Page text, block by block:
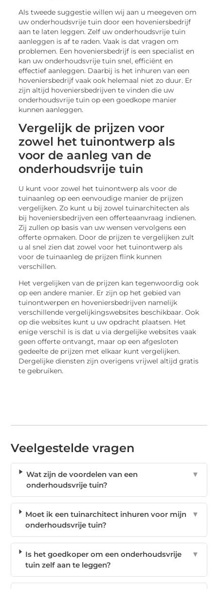
Als tweede suggestie willen wij aan u meegeven om
uw onderhoudsvrije tuin door een hoveniersbedrijf
aan te laten leggen. Zelf uw onderhoudsvrije tuin
aanleggen is af te raden. Vaak is dat vragen om
problemen. Een hoveniersbedrijf is een specialist en
kan uw onderhoudsvrije tuin snel, efficiënt en
effectief aanleggen. Daarbij is het inhuren van een
hoveniersbedrijf vaak ook helemaal niet zo duur. Er
zijn altijd hoveniersbedrijven te vinden die uw
onderhoudsvrije tuin op een goedkope manier
kunnen aanleggen.
Vergelijk de prijzen voor
zowel het tuinontwerp als
voor de aanleg van de
onderhoudsvrije tuin
U kunt voor zowel het tuinontwerp als voor de
tuinaanleg op een eenvoudige manier de prijzen
vergelijken. Zo kunt u bij zowel tuinarchitecten als
bij hoveniersbedrijven een offerteaanvraag indienen.
Zij zullen op basis van uw wensen vervolgens een
offerte opmaken. Door de prijzen te vergelijken zult
u al snel zien dat zowel voor het tuinontwerp als
voor de tuinaanleg de prijzen flink kunnen
verschillen.
Het vergelijken van de prijzen kan tegenwoordig ook
op een andere manier. Er zijn op het gebied van
tuinontwerpen en hoveniersbedrijven namelijk
verschillende vergelijkingswebsites beschikbaar. Ook
op die websites kunt u uw opdracht plaatsen. Het
enige verschil is is dat u via dergelijke websites vaak
geen offerte ontvangt, maar op een afgesloten
gedeelte de prijzen met elkaar kunt vergelijken.
Dergelijke diensten zijn overigens vrijwel altijd gratis
te gebruiken.
Veelgestelde vragen
Wat zijn de voordelen van een
onderhoudsvrije tuin?
▼
Moet ik een tuinarchitect inhuren voor mijn
onderhoudsvrije tuin?
▼
Is het goedkoper om een onderhoudsvrije
tuin zelf aan te leggen?
▼